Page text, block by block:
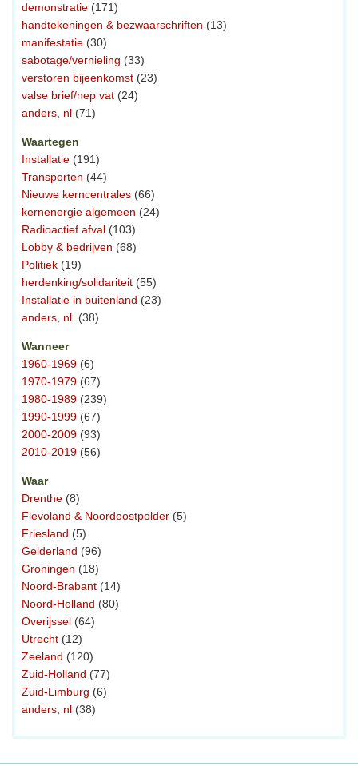
demonstratie (171)
handtekeningen & bezwaarschriften (13)
manifestatie (30)
sabotage/vernieling (33)
verstoren bijeenkomst (23)
valse brief/nep vat (24)
anders, nl (71)
Waartegen
Installatie (191)
Transporten (44)
Nieuwe kerncentrales (66)
kernenergie algemeen (24)
Radioactief afval (103)
Lobby & bedrijven (68)
Politiek (19)
herdenking/solidariteit (55)
Installatie in buitenland (23)
anders, nl. (38)
Wanneer
1960-1969 (6)
1970-1979 (67)
1980-1989 (239)
1990-1999 (67)
2000-2009 (93)
2010-2019 (56)
Waar
Drenthe (8)
Flevoland & Noordoostpolder (5)
Friesland (5)
Gelderland (96)
Groningen (18)
Noord-Brabant (14)
Noord-Holland (80)
Overijssel (64)
Utrecht (12)
Zeeland (120)
Zuid-Holland (77)
Zuid-Limburg (6)
anders, nl (38)